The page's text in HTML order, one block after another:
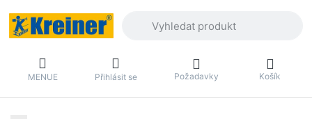
MENUE Přihlásit se Požadavky Košík